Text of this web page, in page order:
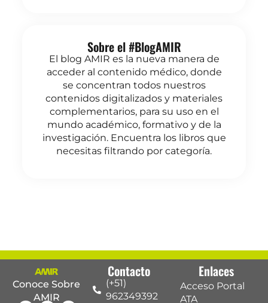
Sobre el #BlogAMIR
El blog AMIR es la nueva manera de
acceder al contenido médico, donde
se concentran todos nuestros
contenidos digitalizados y materiales
complementarios, para su uso en el
mundo académico, formativo y de la
investigación. Encuentra los libros que
necesitas filtrando por categoría.
Conoce Sobre
AMIR
Contacto
(+51)
962349392
Enlaces
Acceso Portal
ATA